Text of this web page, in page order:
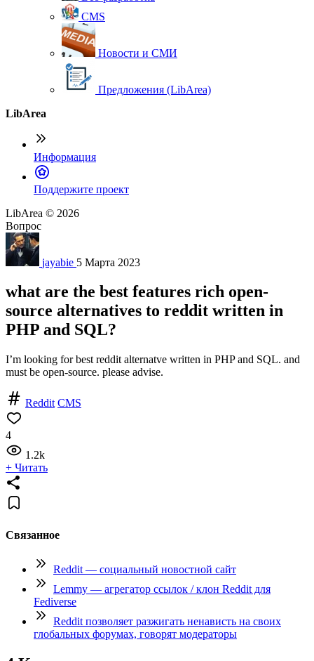
CMS
Новости и СМИ
Предложения (LibArea)
LibArea
Информация
Поддержите проект
LibArea © 2026
Вопрос
jayabie 5 Марта 2023
what are the best features rich open-
source alternatives to reddit written in
PHP and SQL?
I’m looking for best reddit alternatve written in PHP and SQL. and
must be open-source. please advise.
Reddit CMS
4
1.2k
+ Читать
Связанное
Reddit — социальный новостной сайт
Lemmy — агрегатор ссылок / клон Reddit для
Fediverse
Reddit позволяет разжигать ненависть на своих
глобальных форумах, говорят модераторы